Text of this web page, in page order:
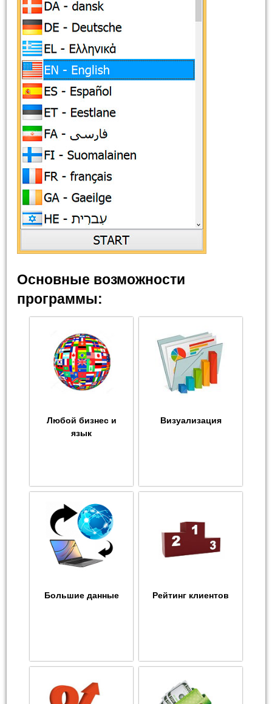
Основные возможности
программы:
Любой бизнес и
язык
Визуализация
Большие данные Рейтинг клиентов